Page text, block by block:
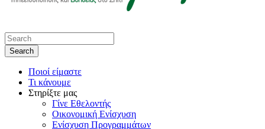
Ποιοί είμαστε
Τι κάνουμε
Στηρίξτε μας
Γίνε Εθελοντής
Οικονομική Ενίσχυση
Ενίσχυση Προγραμμάτων